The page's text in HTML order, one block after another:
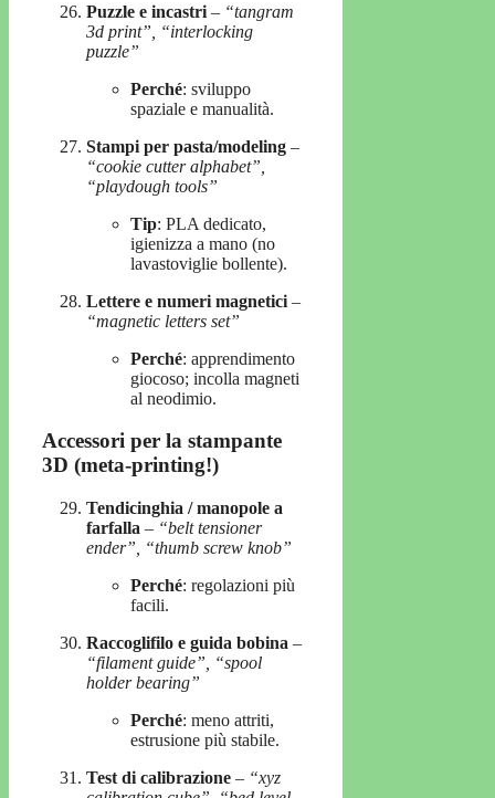
Puzzle e incastri – “tangram
3d print”, “interlocking
puzzle”
Perché: sviluppo
spaziale e manualità.
Stampi per pasta/modeling –
“cookie cutter alphabet”,
“playdough tools”
Tip: PLA dedicato,
igienizza a mano (no
lavastoviglie bollente).
Lettere e numeri magnetici –
“magnetic letters set”
Perché: apprendimento
giocoso; incolla magneti
al neodimio.
Accessori per la stampante
3D (meta-printing!)
Tendicinghia / manopole a
farfalla – “belt tensioner
ender”, “thumb screw knob”
Perché: regolazioni più
facili.
Raccoglifilo e guida bobina –
“filament guide”, “spool
holder bearing”
Perché: meno attriti,
estrusione più stabile.
Test di calibrazione – “xyz